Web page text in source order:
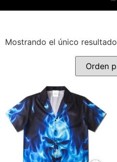
Mostrando el único resultado